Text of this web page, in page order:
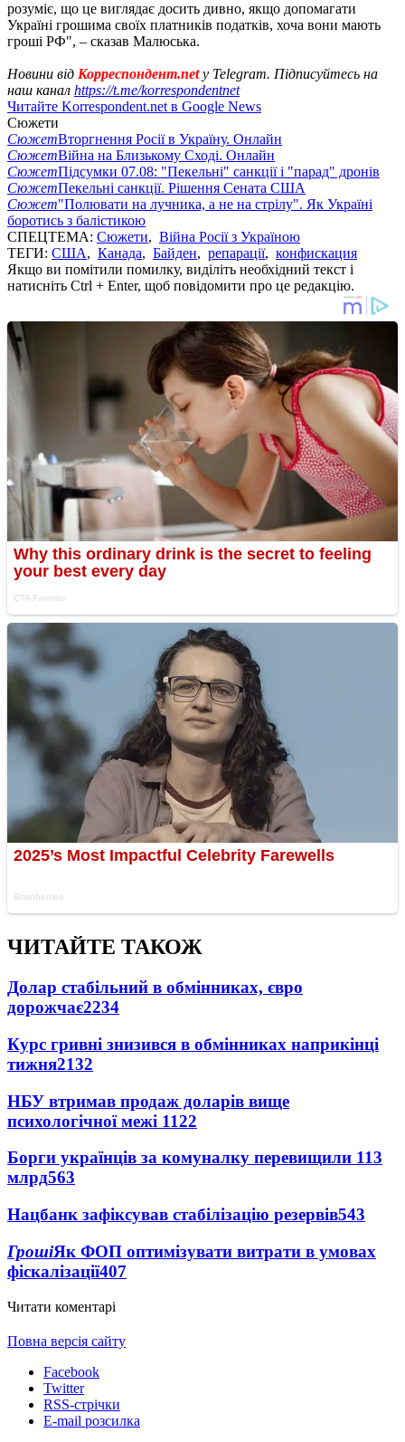
розуміє, що це виглядає досить дивно, якщо допомагати
Україні грошима своїх платників податків, хоча вони мають
гроші РФ", – сказав Малюська.
Новини від Корреспондент.netу Telegram. Підписуйтесь на
наш канал https://t.me/korrespondentnet
Читайте Korrespondent.net в Google News
Сюжети
СюжетВторгнення Росії в Україну. Онлайн
СюжетВійна на Близькому Сході. Онлайн
СюжетПідсумки 07.08: "Пекельні" санкції і "парад" дронів
СюжетПекельні санкції. Рішення Сената США
Сюжет"Полювати на лучника, а не на стрілу". Як Україні
боротись з балістикою
СПЕЦТЕМА: Сюжети, Війна Росії з Україною
ТЕГИ: США, Канада, Байден, репарації, конфискация
Якщо ви помітили помилку, виділіть необхідний текст і
натисніть Ctrl + Enter, щоб повідомити про це редакцію.
ЧИТАЙТЕ ТАКОЖ
Долар стабільний в обмінниках, євро
дорожчає2234
Курс гривні знизився в обмінниках наприкінці
тижня2132
НБУ втримав продаж доларів вище
психологічної межі 1122
Борги українців за комуналку перевищили 113
млрд563
Нацбанк зафіксував стабілізацію резервів543
ГрошіЯк ФОП оптимізувати витрати в умовах
фіскалізації407
Читати коментарі
Повна версія сайту
Facebook
Twitter
RSS-стрічки
E-mail розсилка